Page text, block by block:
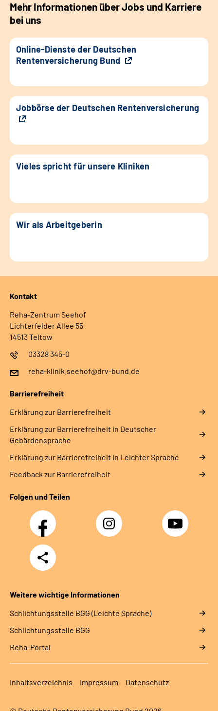
Mehr Informationen über Jobs und Karriere
bei uns
Online-Dienste der Deutschen
Rentenversicherung Bund
Jobbörse der Deutschen Rentenversicherung
Vieles spricht für unsere Kliniken
Wir als Arbeitgeberin
Kontakt
Reha-Zentrum Seehof
Lichterfelder Allee 55
14513 Teltow
03328 345-0
reha-klinik.seehof@drv-bund.de
Barrierefreiheit
Erklärung zur Barrierefreiheit
Erklärung zur Barrierefreiheit in Deutscher
Gebärdensprache
Erklärung zur Barrierefreiheit in Leichter Sprache
Feedback zur Barrierefreiheit
Folgen und Teilen
Facebook Instagram YouTube
Teilen
Weitere wichtige Informationen
Schlich­tungs­stel­le BGG (Leichte Sprache)
Schlich­tungs­stel­le BGG
Reha-Portal
Inhaltsverzeichnis Impressum Datenschutz